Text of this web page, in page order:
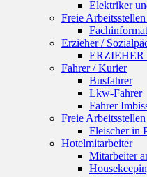
Elektriker
Freie
Erzieher /
ERZIEHER
Fahrer / Kurier
Busfahrer
Lkw-Fahrer
Fahrer
Freie
Fleischer in
Hotelmitarbeiter
Mitarbeiter